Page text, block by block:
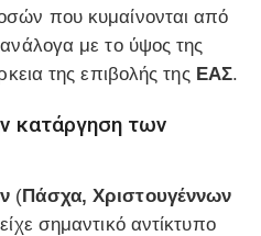
που κυμαίνονται από
με το ύψος της
της επιβολής της ΕΑΣ.
κατάργηση των
(Πάσχα, Χριστουγέννων
σημαντικό αντίκτυπο